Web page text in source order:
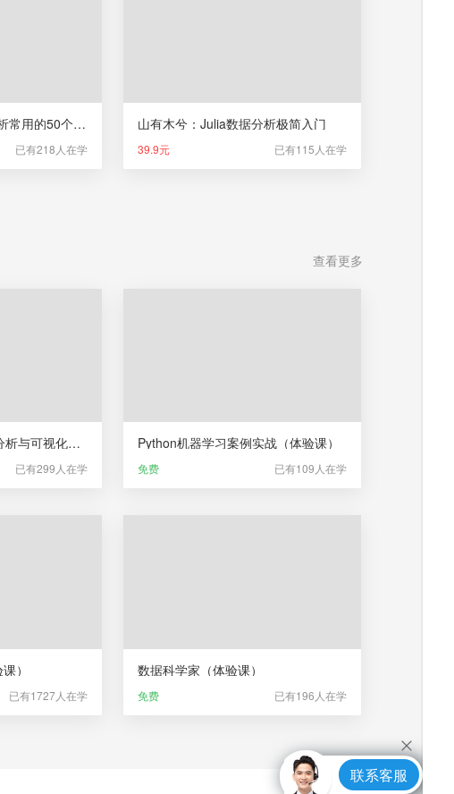
紫色沙：Excel数据分析常用的50个函数
已有218人在学
山有木兮：Julia数据分析极简入门
39.9元 已有115人在学
查看更多
Python空间地理数据分析与可视化（体验课）
已有299人在学
Python机器学习案例实战（体验课）
免费 已有109人在学
）
已有1727人在学
数据科学家（体验课）
免费 已有196人在学
联系客服